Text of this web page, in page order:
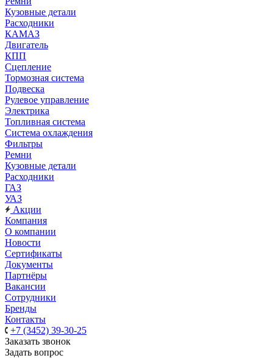
Кузовные детали
Расходники
КАМАЗ
Двигатель
КПП
Сцепление
Тормозная система
Подвеска
Рулевое управление
Электрика
Топливная система
Система охлаждения
Фильтры
Ремни
Кузовные детали
Расходники
ГАЗ
УАЗ
Акции
Компания
О компании
Новости
Сертификаты
Документы
Партнёры
Вакансии
Сотрудники
Бренды
Контакты
+7 (3452) 39-30-25
Заказать звонок
Задать вопрос